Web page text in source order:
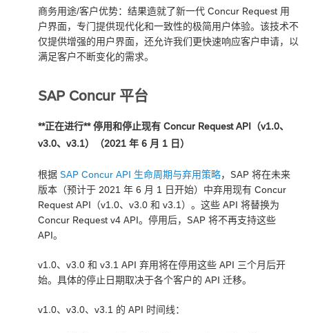
商务用途/客户优势：结果造就了新一代 Concur Request 用
户界面，专门提供现代化和一致性的极简用户体验。该技术不
仅提供增强的用户界面，还允许我们更快速响应客户申请，以
满足客户不断变化的需求。
SAP Concur 平台
**正在进行** 停用和停止现有 Concur Request API（v1.0、
v3.0、v3.1）（2021 年 6 月 1 日）
根据 SAP Concur API 生命周期与弃用策略，SAP 将在未来
版本（预计于 2021 年 6 月 1 日开始）中弃用现有 Concur
Request API（v1.0、v3.0 和 v3.1）。这些 API 将替换为
Concur Request v4 API。停用后，SAP 将不再支持这些
API。
v1.0、v3.0 和 v3.1 API 弃用将在停用这些 API 三个月后开
始。具体的停止日期取决于各个客户的 API 迁移。
v1.0、v3.0、v3.1 的 API 时间线：